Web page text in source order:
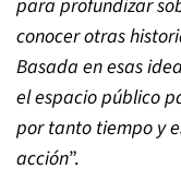
para profundizar
conocer otras
Basada en esas
el espacio público
por tanto tiempo y
acción”.